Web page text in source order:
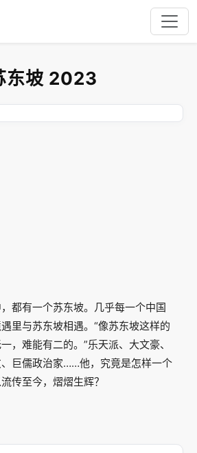
东坡 2023
都有一个苏东坡。几乎每一个中国
里与苏东坡相遇。“像苏东坡这样的
，难能有二的。”乐天派、大文豪、
巨儒政治家……他，究竟是怎样一个
传至今，熠熠生辉？